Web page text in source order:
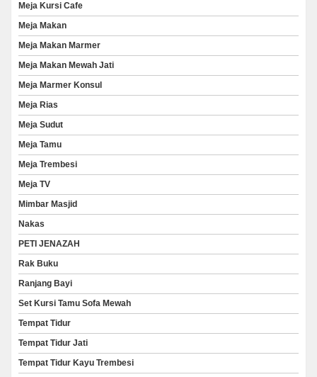
Meja Kursi Cafe
Meja Makan
Meja Makan Marmer
Meja Makan Mewah Jati
Meja Marmer Konsul
Meja Rias
Meja Sudut
Meja Tamu
Meja Trembesi
Meja TV
Mimbar Masjid
Nakas
PETI JENAZAH
Rak Buku
Ranjang Bayi
Set Kursi Tamu Sofa Mewah
Tempat Tidur
Tempat Tidur Jati
Tempat Tidur Kayu Trembesi